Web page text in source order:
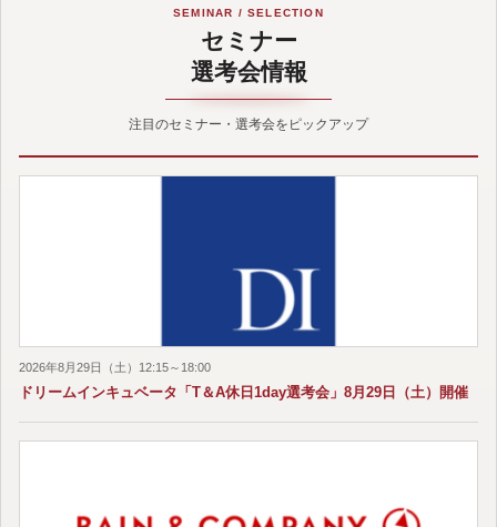
SEMINAR / SELECTION
セミナー
選考会情報
注目のセミナー・選考会をピックアップ
2026年8月29日（土）12:15～18:00
ドリームインキュベータ「T＆A休日1day選考会」8月29日（土）開催